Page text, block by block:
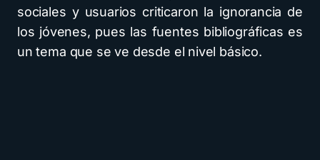
sociales y usuarios criticaron la ignorancia de
los jóvenes, pues las fuentes bibliográficas es
un tema que se ve desde el nivel básico.